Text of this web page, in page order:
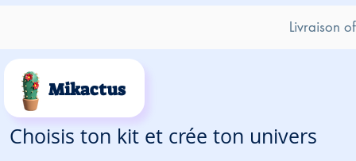
Livraison
Mikactus
Choisis ton kit et crée ton univers